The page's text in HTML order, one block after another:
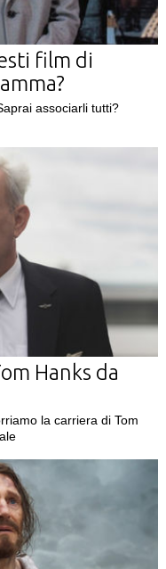
film di
associarli tutti?
Hanks da
la carriera di Tom